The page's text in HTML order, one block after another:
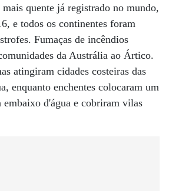
quente já registrado no mundo,
e todos os continentes foram
Fumaças de incêndios
da Austrália ao Ártico.
atingiram cidades costeiras das
enquanto enchentes colocaram um
embaixo d'água e cobriram vilas